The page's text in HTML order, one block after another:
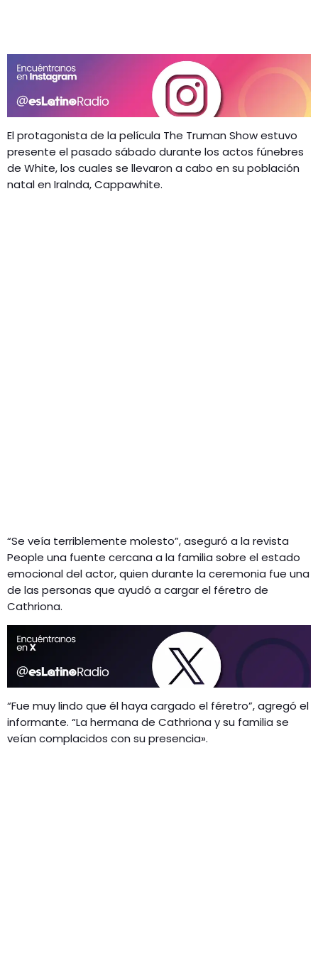
El protagonista de la película The Truman Show estuvo
presente el pasado sábado durante los actos fúnebres
de White, los cuales se llevaron a cabo en su población
natal en Iralnda, Cappawhite.
“Se veía terriblemente molesto”, aseguró a la revista
People una fuente cercana a la familia sobre el estado
emocional del actor, quien durante la ceremonia fue una
de las personas que ayudó a cargar el féretro de
Cathriona.
“Fue muy lindo que él haya cargado el féretro”, agregó el
informante. “La hermana de Cathriona y su familia se
veían complacidos con su presencia».